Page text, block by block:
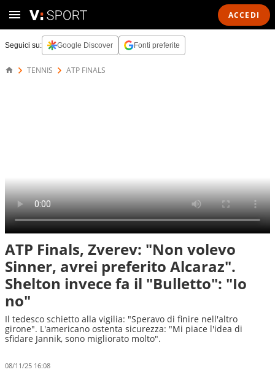
ACCEDI
Seguici su: Google Discover Fonti preferite
TENNIS ATP FINALS
ATP Finals, Zverev: "Non volevo
Sinner, avrei preferito Alcaraz".
Shelton invece fa il "Bulletto": "Io
no"
Il tedesco schietto alla vigilia: "Speravo di finire nell'altro
girone". L'americano ostenta sicurezza: "Mi piace l'idea di
sfidare Jannik, sono migliorato molto".
08/11/25 16:08